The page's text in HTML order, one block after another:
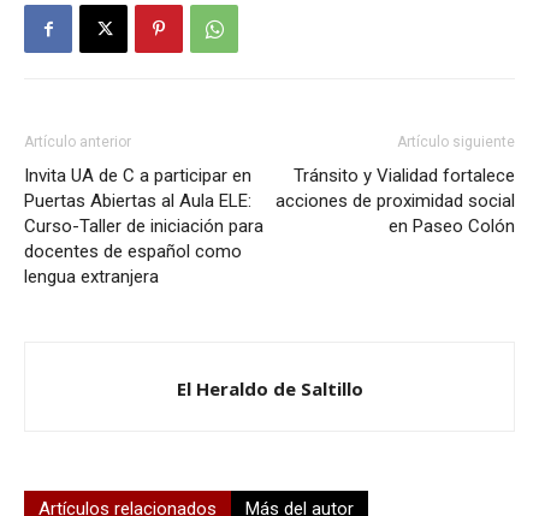
Artículo anterior
Invita UA de C a participar en
Puertas Abiertas al Aula ELE:
Curso-Taller de iniciación para
docentes de español como
lengua extranjera
Artículo siguiente
Tránsito y Vialidad fortalece
acciones de proximidad social
en Paseo Colón
El Heraldo de Saltillo
Artículos relacionados Más del autor